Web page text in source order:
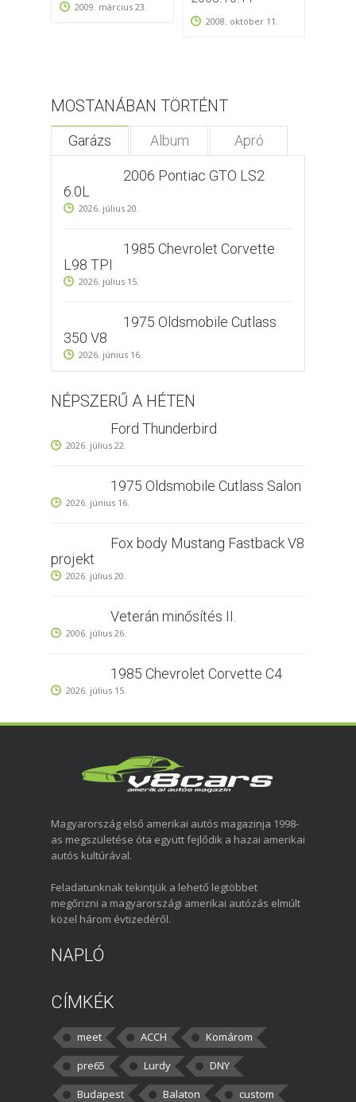
2009. március 23.
2008. október 11.
MOSTANÁBAN TÖRTÉNT
Garázs Album Apró
2006 Pontiac GTO LS2
6.0L
2026. július 20.
1985 Chevrolet Corvette
L98 TPI
2026. július 15.
1975 Oldsmobile Cutlass
350 V8
2026. június 16.
NÉPSZERŰ A HÉTEN
Ford Thunderbird
2026. július 22.
1975 Oldsmobile Cutlass Salon
2026. június 16.
Fox body Mustang Fastback V8
projekt
2026. július 20.
Veterán minősítés II.
2006. július 26.
1985 Chevrolet Corvette C4
2026. július 15.
Magyarország első amerikai autós magazinja 1998-
as megszületése óta együtt fejlődik a hazai amerikai
autós kultúrával.
Feladatunknak tekintjük a lehető legtöbbet
megőrizni a magyarországi amerikai autózás elmúlt
közel három évtizedéről.
NAPLÓ
CÍMKÉK
meet ACCH
Komárom
pre65
Lurdy
DNY
Budapest
Balaton custom